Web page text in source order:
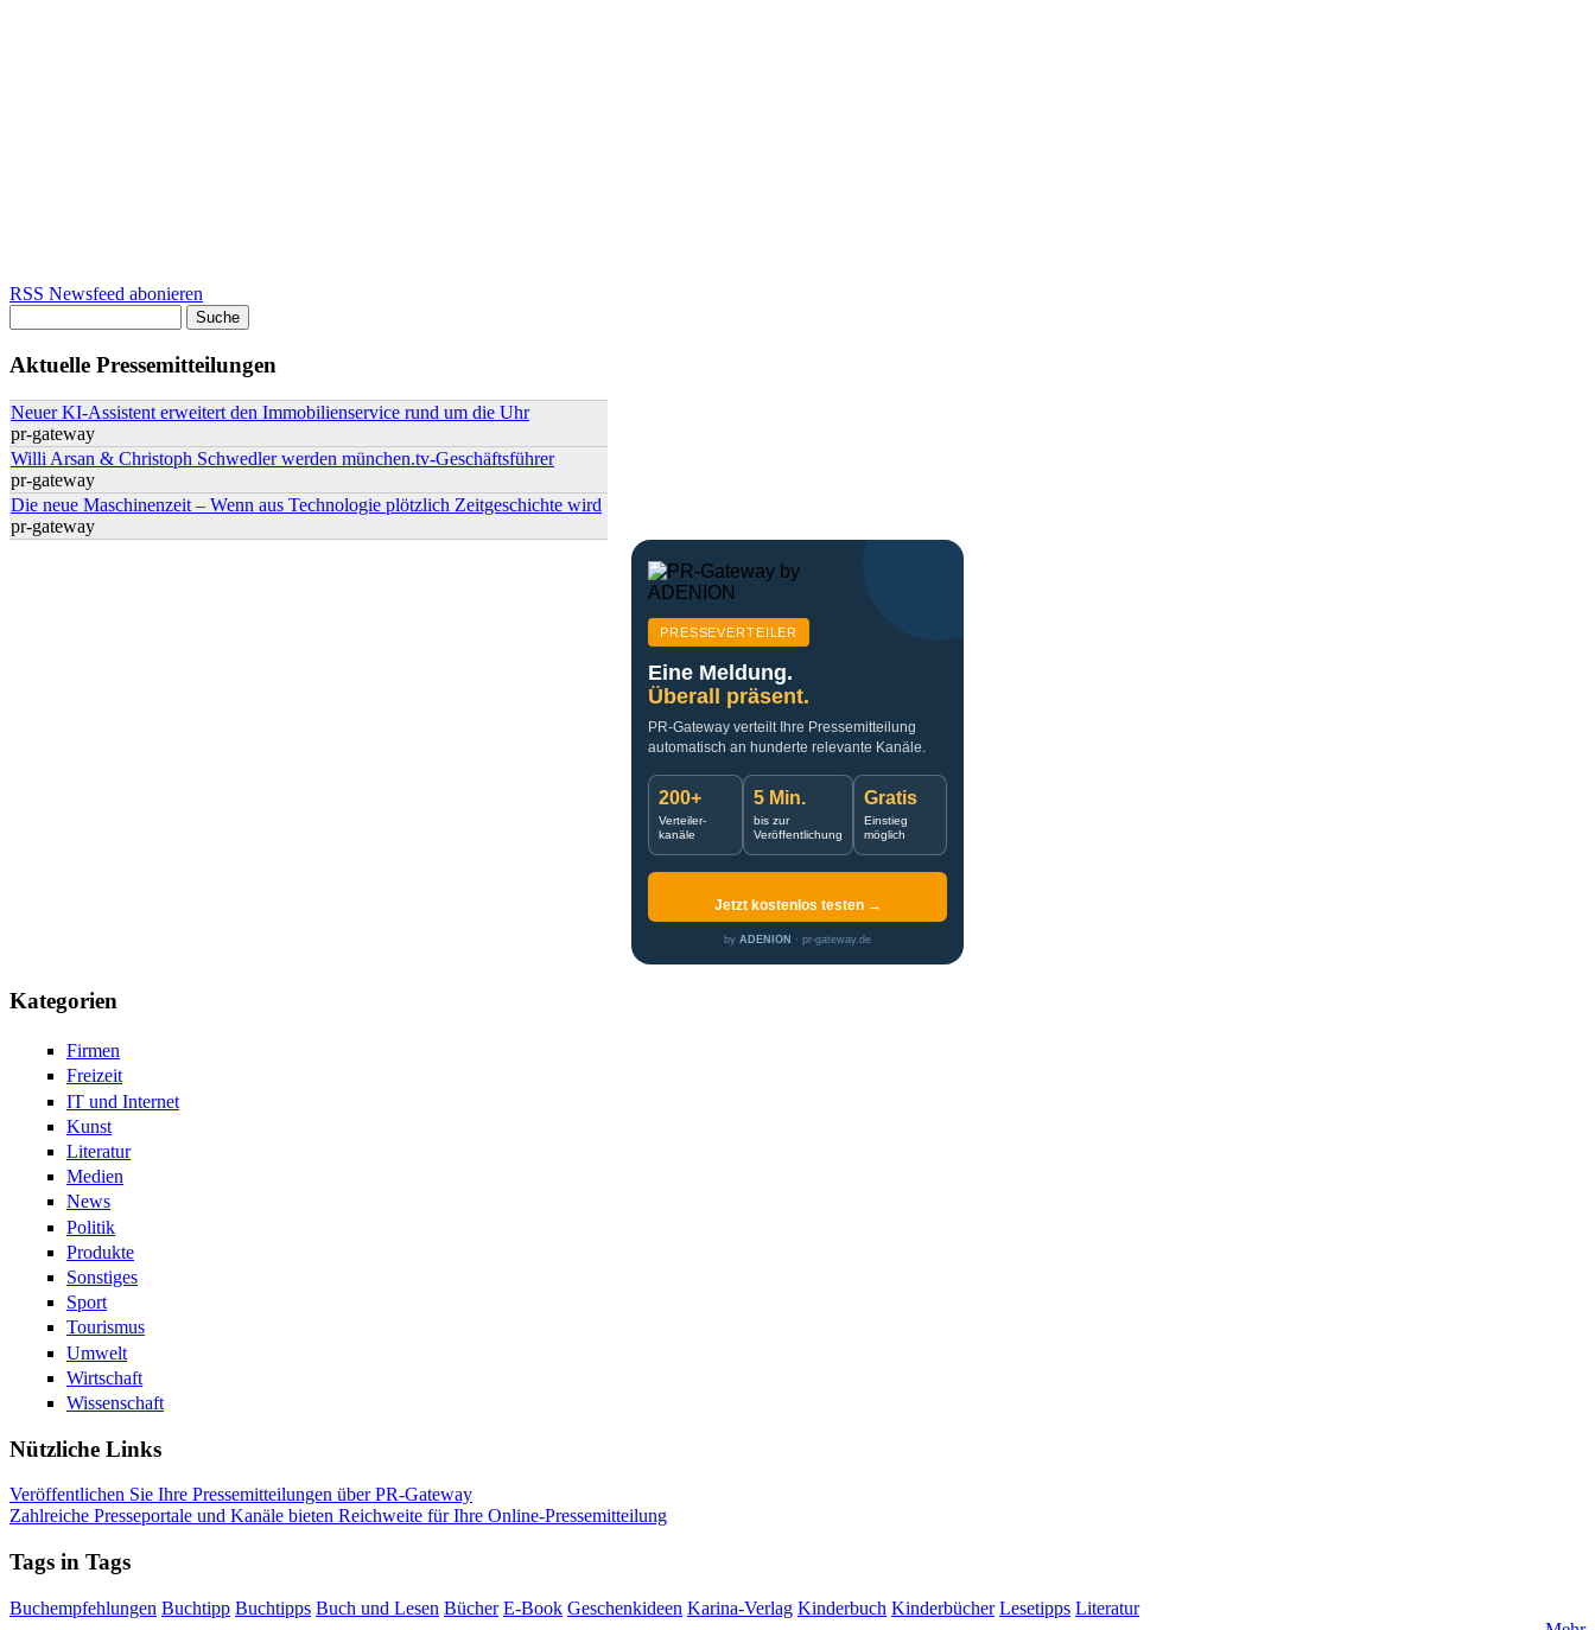
RSS Newsfeed abonieren
Aktuelle Pressemitteilungen
Neuer KI-Assistent erweitert den Immobilienservice rund um die Uhr
pr-gateway
Willi Arsan & Christoph Schwedler werden münchen.tv-Geschäftsführer
pr-gateway
Die neue Maschinenzeit – Wenn aus Technologie plötzlich Zeitgeschichte wird
pr-gateway
PRESSEVERTEILER
Eine Meldung.
Überall präsent.
PR-Gateway verteilt Ihre Pressemitteilung
automatisch an hunderte relevante Kanäle.
200+
Verteiler-
kanäle
5 Min.
bis zur
Veröffentlichung
Gratis
Einstieg
möglich
Jetzt kostenlos testen →
by ADENION · pr-gateway.de
Kategorien
Firmen
Freizeit
IT und Internet
Kunst
Literatur
Medien
News
Politik
Produkte
Sonstiges
Sport
Tourismus
Umwelt
Wirtschaft
Wissenschaft
Nützliche Links
Veröffentlichen Sie Ihre Pressemitteilungen über PR-Gateway
Zahlreiche Presseportale und Kanäle bieten Reichweite für Ihre Online-Pressemitteilung
Tags in Tags
Buchempfehlungen Buchtipp Buchtipps Buch und Lesen Bücher E-Book Geschenkideen Karina-Verlag Kinderbuch Kinderbücher Lesetipps Literatur